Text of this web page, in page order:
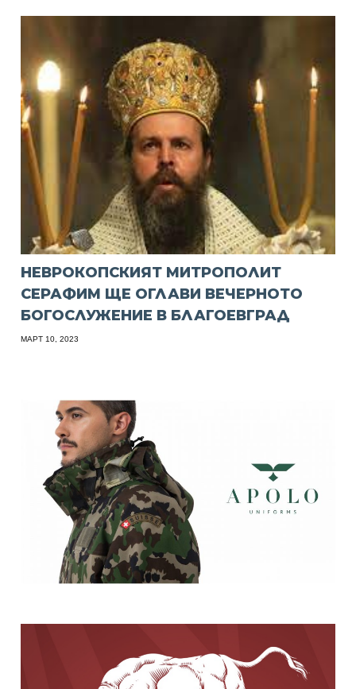
НЕВРОКОПСКИЯТ МИТРОПОЛИТ
СЕРАФИМ ЩЕ ОГЛАВИ ВЕЧЕРНОТО
БОГОСЛУЖЕНИЕ В БЛАГОЕВГРАД
МАРТ 10, 2023